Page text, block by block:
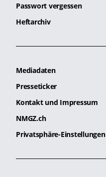
Passwort vergessen
Heftarchiv
Mediadaten
Presseticker
Kontakt und Impressum
NMGZ.ch
Privatsphäre-Einstellungen